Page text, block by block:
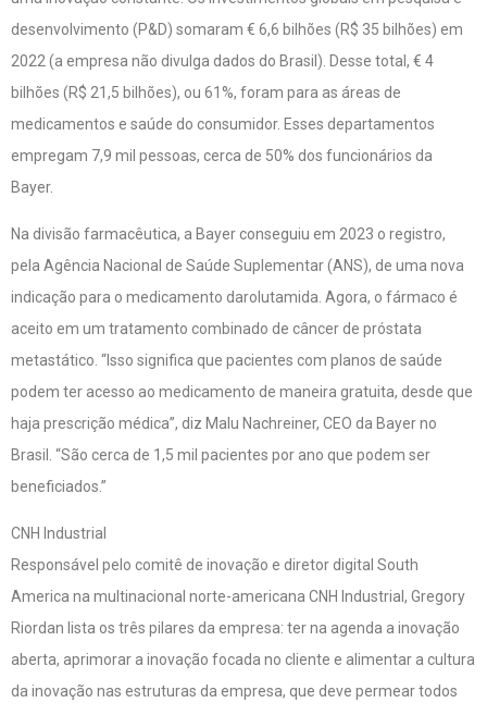
desenvolvimento (P&D) somaram € 6,6 bilhões (R$ 35 bilhões) em
2022 (a empresa não divulga dados do Brasil). Desse total, € 4
bilhões (R$ 21,5 bilhões), ou 61%, foram para as áreas de
medicamentos e saúde do consumidor. Esses departamentos
empregam 7,9 mil pessoas, cerca de 50% dos funcionários da
Bayer.
Na divisão farmacêutica, a Bayer conseguiu em 2023 o registro,
pela Agência Nacional de Saúde Suplementar (ANS), de uma nova
indicação para o medicamento darolutamida. Agora, o fármaco é
aceito em um tratamento combinado de câncer de próstata
metastático. “Isso significa que pacientes com planos de saúde
podem ter acesso ao medicamento de maneira gratuita, desde que
haja prescrição médica”, diz Malu Nachreiner, CEO da Bayer no
Brasil. “São cerca de 1,5 mil pacientes por ano que podem ser
beneficiados.”
CNH Industrial
Responsável pelo comitê de inovação e diretor digital South
America na multinacional norte-americana CNH Industrial, Gregory
Riordan lista os três pilares da empresa: ter na agenda a inovação
aberta, aprimorar a inovação focada no cliente e alimentar a cultura
da inovação nas estruturas da empresa, que deve permear todos